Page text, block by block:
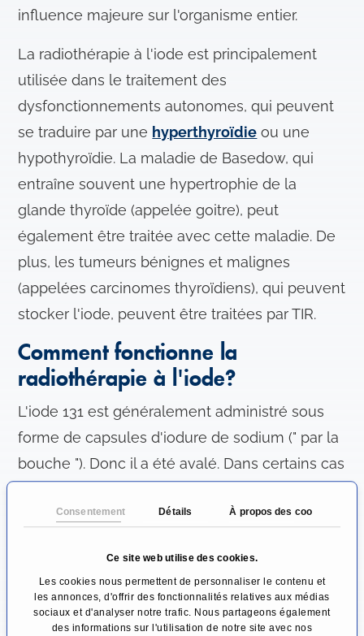
Consentement Détails À propos des cookies
Ce site web utilise des cookies.
Les cookies nous permettent de personnaliser le contenu et
les annonces, d'offrir des fonctionnalités relatives aux médias
sociaux et d'analyser notre trafic. Nous partageons également
des informations sur l'utilisation de notre site avec nos
influence majeure sur l'organisme entier.
La radiothérapie à l'iode est principalement
utilisée dans le traitement des
dysfonctionnements autonomes, qui peuvent
se traduire par une hyperthyroïdie ou une
hypothyroïdie. La maladie de Basedow, qui
entraîne souvent une hypertrophie de la
glande thyroïde (appelée goitre), peut
également être traitée avec cette maladie. De
plus, les tumeurs bénignes et malignes
(appelées carcinomes thyroïdiens), qui peuvent
stocker l'iode, peuvent être traitées par TIR.
Comment fonctionne la
radiothérapie à l'iode?
L'iode 131 est généralement administré sous
forme de capsules d'iodure de sodium (" par la
bouche "). Donc il a été avalé. Dans certains cas
n'est pas envisageable, la substance est
de sodium atteint sa destination, la glande
thyroïde, par la circulation sanguine. La